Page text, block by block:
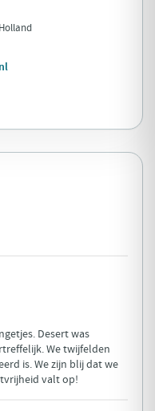
Desert was
We twijfelden
is. We zijn blij dat we
valt op!